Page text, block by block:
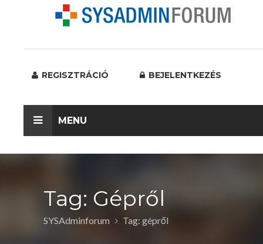
REGISZTRÁCIÓ BEJELENTKEZÉS
MENU
Tag: Gépről
SYSAdminforum Tag: gépről